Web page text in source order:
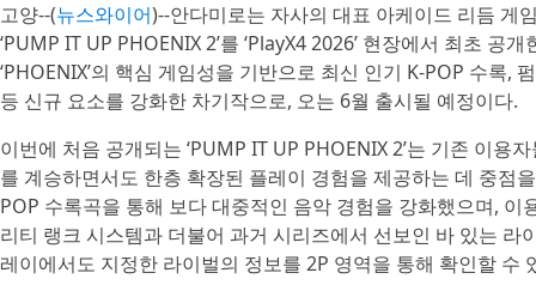
고양--(뉴스와이어)--안다미로는 자사의 대표 아케이드 리듬 게
‘PUMP IT UP PHOENIX 2’를 ‘PlayX4 2026’ 현장에서 최초 공
‘PHOENIX’의 핵심 게임성을 기반으로 최신 인기 K-POP 수록
등 신규 요소를 강화한 차기작으로, 오는 6월 출시될 예정이다.
이번에 처음 공개되는 ‘PUMP IT UP PHOENIX 2’는 기존 이용
를 계승하면서도 한층 확장된 플레이 경험을 제공하는 데 중점
POP 수록곡을 통해 보다 대중적인 음악 경험을 강화했으며,
리티 랭크 시스템과 더불어 과거 시리즈에서 선보인 바 있는
레이에서도 지정한 라이벌의 정보를 2P 영역을 통해 확인할 수